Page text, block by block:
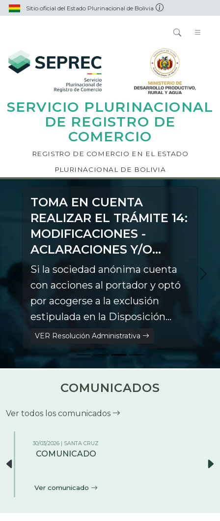
Sitio oficial del Estado Plurinacional de Bolivia
SERVICIO PLURINACIONAL
DE REGISTRO DE
COMERCIO
REGISTRO DE COMERCIO EN EL ESTADO
PLURINACIONAL DE BOLIVIA
TOMA EN CUENTA
REALIZAR EL TRÁMITE 14:
MODIFICACIONES -
ACLARACIONES Y/O
COMPLEMENTACIONES
Si la sociedad anónima cuenta
con acciones al portador y optó
por acogerse a la exclusión
estipulada en la Disposición
Final Única del Decreto
de abril de 2023, deberá
nominativas y registrar este acto
en el SEPREC.
VER Resolución Administrativa
COMUNICADOS
Ver todos los comunicados
26/02/2026 | LA PAZ
AMPLIACIÓN DEL PLAZO DE
Ver comunicado